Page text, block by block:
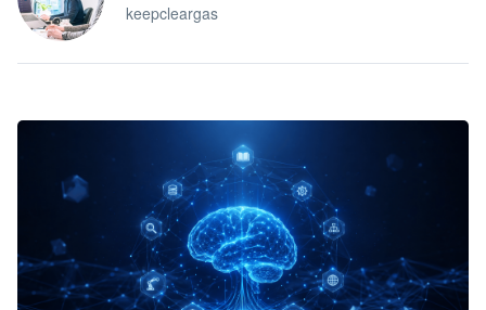
keepcleargas